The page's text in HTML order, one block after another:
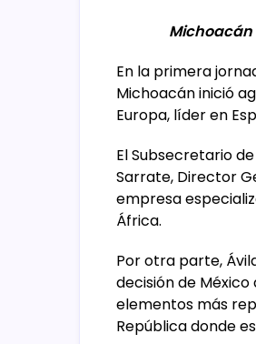
Michoacán
En la primera
Michoacán inició
Europa, líder en
El Subsecretario
Sarrate, Director
empresa
África.
Por otra parte,
decisión de
elementos más
República donde